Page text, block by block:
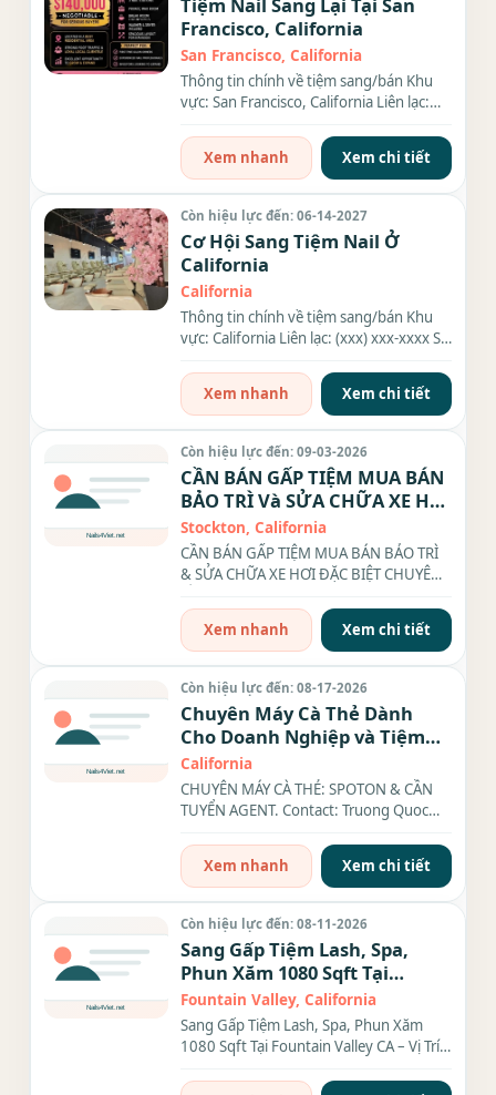
Francisco, California
San Francisco, California
Thông tin chính về tiệm sang/bán Khu
vực: San Francisco, California Liên lạc:
Xem nhanh
Xem chi tiết
Còn hiệu lực đến: 06-14-2027
Cơ Hội Sang Tiệm Nail Ở
California
California
Thông tin chính về tiệm sang/bán Khu
vực: California Liên lạc: (xxx) xxx-xxxx Số
Xem nhanh
Xem chi tiết
Còn hiệu lực đến: 09-03-2026
CẦN BÁN GẤP TIỆM MUA BÁN
BẢO TRÌ Và SỬA CHỮA XE HƠI
ĐẶC BIỆT CHUYÊN VỀ XE
HONDA ACURA LEXUS Và
TOYOTA
Stockton, California
CẦN BÁN GẤP TIỆM MUA BÁN BẢO TRÌ
& SỬA CHỮA XE HƠI ĐẶC BIỆT CHUYÊN
Xem nhanh
Xem chi tiết
Còn hiệu lực đến: 08-17-2026
Chuyên Máy Cà Thẻ Dành
Cho Doanh Nghiệp và Tiệm
Nails - Tóc- Nhà Hàng - Trà
Sữa Trên 50 Tiểu Bang
California
CHUYÊN MÁY CÀ THẺ: SPOTON & CẦN
TUYỂN AGENT. Contact: Truong Quoc
xxxx...
Xem nhanh Xem chi tiết
Còn hiệu lực đến: 08-11-2026
Sang Gấp Tiệm Lash, Spa,
Phun Xăm 1080 Sqft Tại
Fountain Valley CA – Vị Trí Đắc
Địa
Fountain Valley, California
Sang Gấp Tiệm Lash, Spa, Phun Xăm
1080 Sqft Tại Fountain Valley CA – Vị Trí